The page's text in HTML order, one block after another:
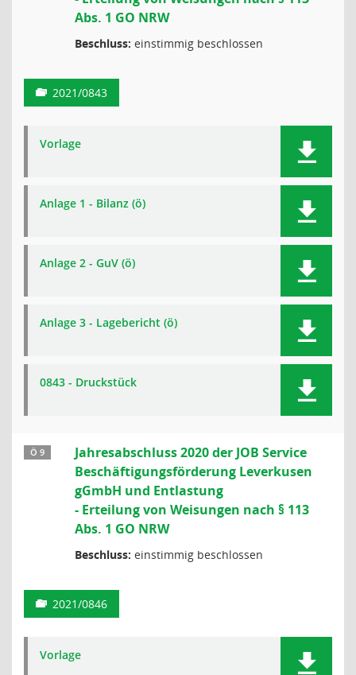
Abs. 1 GO NRW
Beschluss: einstimmig beschlossen
2021/0843
Vorlage
Anlage 1 - Bilanz (ö)
Anlage 2 - GuV (ö)
Anlage 3 - Lagebericht (ö)
0843 - Druckstück
Ö 9
Jahresabschluss 2020 der JOB Service
Beschäftigungsförderung Leverkusen
gGmbH und Entlastung
- Erteilung von Weisungen nach § 113
Abs. 1 GO NRW
Beschluss: einstimmig beschlossen
2021/0846
Vorlage